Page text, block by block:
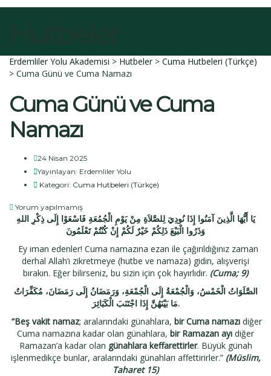
Erdemliler Yolu Akademisi > Hutbeler> Cuma Hutbeleri (Türkçe)
> Cuma Günü ve Cuma Namazı
Cuma Günü ve Cuma
Namazı
24 Nisan 2025
Yayınlayan: Erdemliler Yolu
Kategori: Cuma Hutbeleri (Türkçe)
Yorum yapılmamış
يَا أَيُّهَا الَّذِينَ آمَنُوا إِذَا نُودِيَ لِلصَّلاَةِ مِنْ يَوْمِ الْجُمُعَةِ فَاسْعَوْا إِلَى ذِكْرِ اللهِ
وَذَرُوا الْبَيْعَ ذَلِكُمْ خَيْرٌ لَكُمْ إِنْ كُنْتُمْ تَعْلَمُونَ
Ey iman edenler! Cuma namazına ezan ile çağırıldığınız zaman
derhal Allah’ı zikretmeye (hutbe ve namaza) gidin, alışverişi
bırakın. Eğer bilirseniz, bu sizin için çok hayırlıdır. (Cuma; 9)
الصَّلَوَاتُ الْخَمْسُ، وَالْجُمْعَةُ إِلَى الْجُمْعَةِ، وَرَمَضَانُ إِلَى رَمَضَانَ، مُكَفِّرَاتٌ
مَا بَيْنَهُنَّ إِذَا اجْتَنَبَ الْكَبَائِرَ.
“Beş vakit namaz; aralarındaki günahlara, bir Cuma namazı diğer
Cuma namazına kadar olan günahlara, bir Ramazan ayı diğer
Ramazan’a kadar olan günahlara keffarettirler. Büyük günah
işlenmedikçe bunlar, aralarındaki günahları affettirirler.” (Müslim,
Taharet 15)